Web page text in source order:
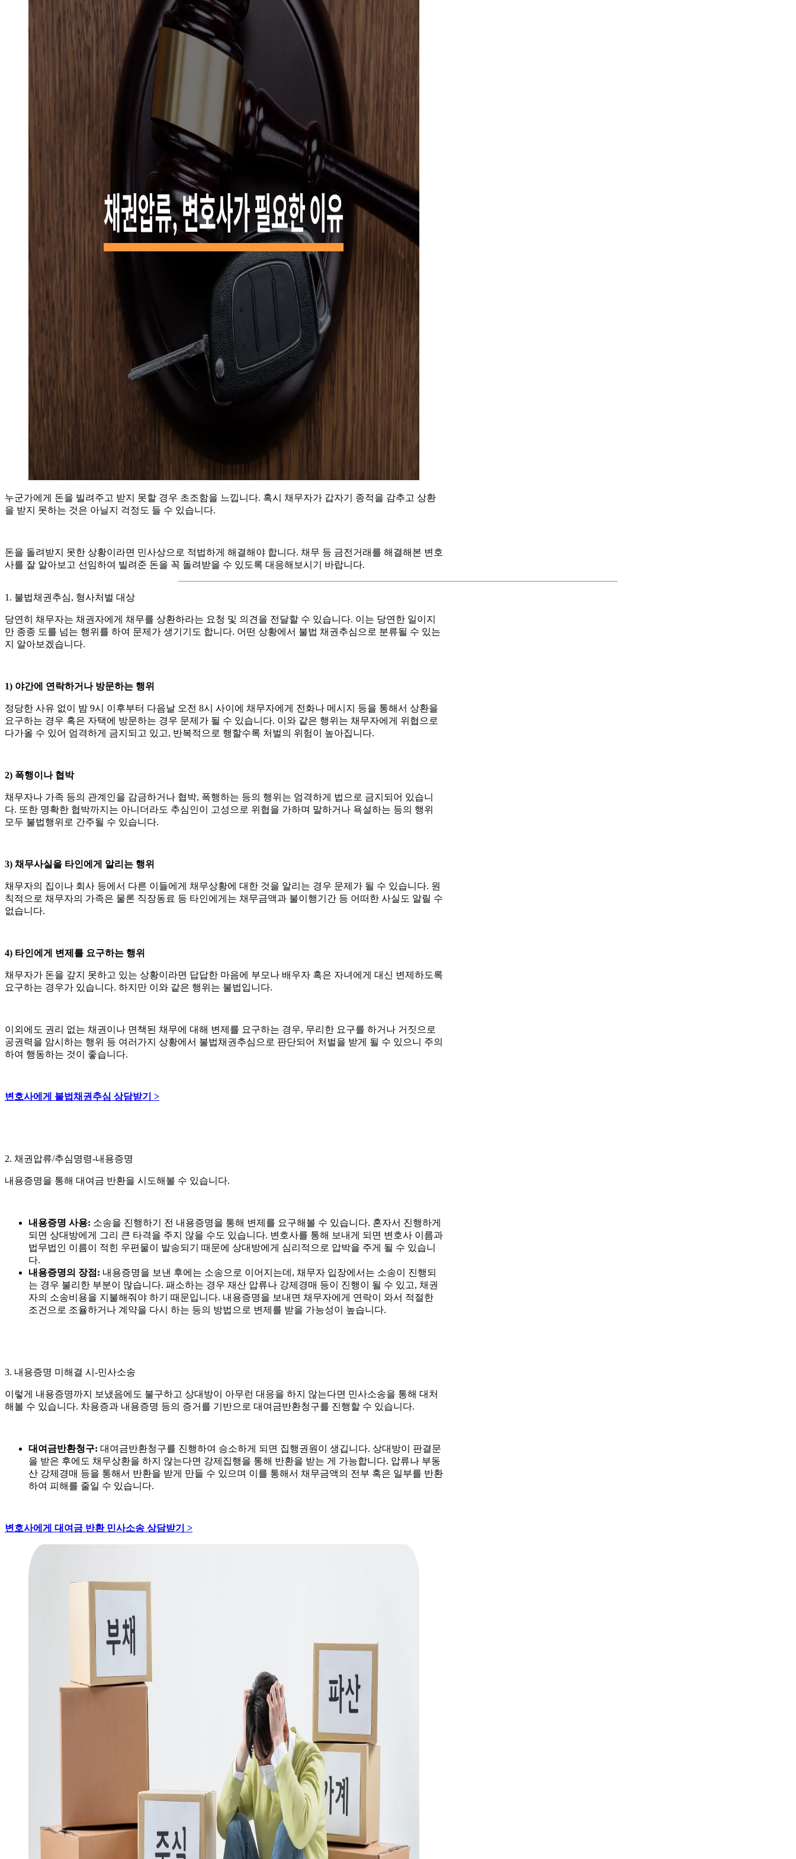
누군가에게 돈을 빌려주고 받지 못할 경우 초조함을 느낍니다. 혹시 채무자가 갑자기 종적을 감추고 상환
을 받지 못하는 것은 아닐지 걱정도 들 수 있습니다.
돈을 돌려받지 못한 상황이라면 민사상으로 적법하게 해결해야 합니다. 채무 등 금전거래를 해결해본 변호
사를 잘 알아보고 선임하여 빌려준 돈을 꼭 돌려받을 수 있도록 대응해보시기 바랍니다.
1. 불법채권추심, 형사처벌 대상
당연히 채무자는 채권자에게 채무를 상환하라는 요청 및 의견을 전달할 수 있습니다. 이는 당연한 일이지
만 종종 도를 넘는 행위를 하여 문제가 생기기도 합니다. 어떤 상황에서 불법 채권추심으로 분류될 수 있는
지 알아보겠습니다.
1) 야간에 연락하거나 방문하는 행위
정당한 사유 없이 밤 9시 이후부터 다음날 오전 8시 사이에 채무자에게 전화나 메시지 등을 통해서 상환을
요구하는 경우 혹은 자택에 방문하는 경우 문제가 될 수 있습니다. 이와 같은 행위는 채무자에게 위협으로
다가올 수 있어 엄격하게 금지되고 있고, 반복적으로 행할수록 처벌의 위험이 높아집니다.
2) 폭행이나 협박
채무자나 가족 등의 관계인을 감금하거나 협박, 폭행하는 등의 행위는 엄격하게 법으로 금지되어 있습니
다. 또한 명확한 협박까지는 아니더라도 추심인이 고성으로 위협을 가하며 말하거나 욕설하는 등의 행위
모두 불법행위로 간주될 수 있습니다.
3) 채무사실을 타인에게 알리는 행위
채무자의 집이나 회사 등에서 다른 이들에게 채무상황에 대한 것을 알리는 경우 문제가 될 수 있습니다. 원
칙적으로 채무자의 가족은 물론 직장동료 등 타인에게는 채무금액과 불이행기간 등 어떠한 사실도 알릴 수
없습니다.
4) 타인에게 변제를 요구하는 행위
채무자가 돈을 갚지 못하고 있는 상황이라면 답답한 마음에 부모나 배우자 혹은 자녀에게 대신 변제하도록
요구하는 경우가 있습니다. 하지만 이와 같은 행위는 불법입니다.
이외에도 권리 없는 채권이나 면책된 채무에 대해 변제를 요구하는 경우, 무리한 요구를 하거나 거짓으로
공권력을 암시하는 행위 등 여러가지 상황에서 불법채권추심으로 판단되어 처벌을 받게 될 수 있으니 주의
하여 행동하는 것이 좋습니다.
변호사에게 불법채권추심 상담받기 >
2. 채권압류/추심명령-내용증명
내용증명을 통해 대여금 반환을 시도해볼 수 있습니다.
내용증명 사용: 소송을 진행하기 전 내용증명을 통해 변제를 요구해볼 수 있습니다. 혼자서 진행하게
되면 상대방에게 그리 큰 타격을 주지 않을 수도 있습니다. 변호사를 통해 보내게 되면 변호사 이름과
법무법인 이름이 적힌 우편물이 발송되기 때문에 상대방에게 심리적으로 압박을 주게 될 수 있습니
다.
내용증명의 장점: 내용증명을 보낸 후에는 소송으로 이어지는데, 채무자 입장에서는 소송이 진행되
는 경우 불리한 부분이 많습니다. 패소하는 경우 재산 압류나 강제경매 등이 진행이 될 수 있고, 채권
자의 소송비용을 지불해줘야 하기 때문입니다. 내용증명을 보내면 채무자에게 연락이 와서 적절한
조건으로 조율하거나 계약을 다시 하는 등의 방법으로 변제를 받을 가능성이 높습니다.
3. 내용증명 미해결 시-민사소송
이렇게 내용증명까지 보냈음에도 불구하고 상대방이 아무런 대응을 하지 않는다면 민사소송을 통해 대처
해볼 수 있습니다. 차용증과 내용증명 등의 증거를 기반으로 대여금반환청구를 진행할 수 있습니다.
대여금반환청구: 대여금반환청구를 진행하여 승소하게 되면 집행권원이 생깁니다. 상대방이 판결문
을 받은 후에도 채무상환을 하지 않는다면 강제집행을 통해 반환을 받는 게 가능합니다. 압류나 부동
산 강제경매 등을 통해서 반환을 받게 만들 수 있으며 이를 통해서 채무금액의 전부 혹은 일부를 반환
하여 피해를 줄일 수 있습니다.
변호사에게 대여금 반환 민사소송 상담받기 >